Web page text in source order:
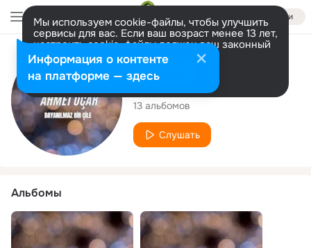
Войти
Мы используем cookie-файлы, чтобы улучшить
сервисы для вас. Если ваш возраст менее 13 лет,
настроить cookie-файлы должен ваш законный
представитель. Больше информации
Разрешить все Настроить
Исполнитель
Ahmet Uçar
13 альбомов
Слушать
Альбомы
Информация о контенте
на платформе — здесь